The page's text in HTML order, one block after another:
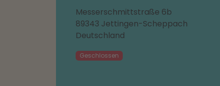
Messerschmittstraße 6b
89343 Jettingen-Scheppach
Deutschland
Geschlossen